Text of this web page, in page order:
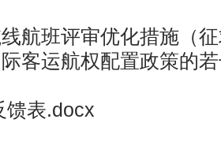
航班评审优化措施（
客运航权配置政策的
馈表.docx